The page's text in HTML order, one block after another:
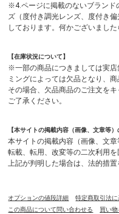
※4.ページに掲載のないブランド
ズ（度付き調光レンズ、度付き
しております。何かございまし
【在庫状況について】
※一部の商品につきましては実店
ミングによっては欠品となり、
その場合、欠品商品のご注文を
ご了承ください。
【本サイトの掲載内容（画像、文章等
本サイトの掲載内容（画像、文
転載、転用、改変等の二次利用を
上記が判明した場合は、法的措置
オプションの値段詳細 特定商取引法に
この商品について問い合わせる
買い